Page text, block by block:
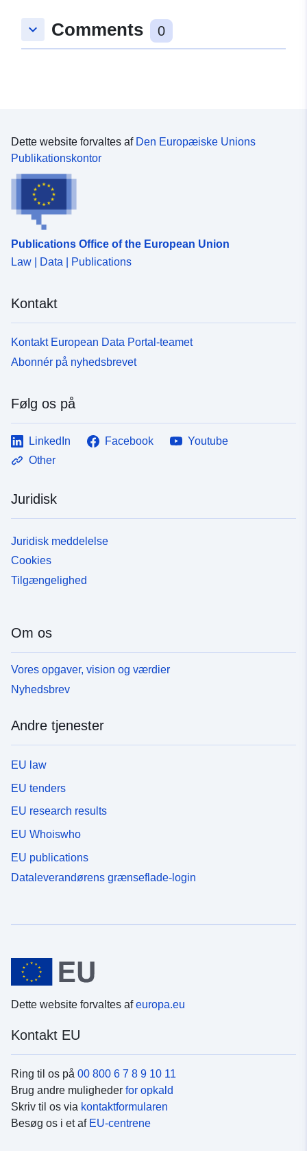
keyboard_arrow_down Comments 0
Dette website forvaltes af Den Europæiske Unions
Publikationskontor
Publications Office of the European Union
Law | Data | Publications
Kontakt
Kontakt European Data Portal-teamet
Abonnér på nyhedsbrevet
Følg os på
LinkedIn Facebook
Youtube
Other
Juridisk
Juridisk meddelelse
Cookies
Tilgængelighed
Om os
Vores opgaver, vision og værdier
Nyhedsbrev
Andre tjenester
EU law
EU tenders
EU research results
EU Whoiswho
EU publications
Dataleverandørens grænseflade-login
Dette website forvaltes afeuropa.eu
Kontakt EU
Ring til os på 00 800 6 7 8 9 10 11
Brug andre muligheder for opkald
Skriv til os via kontaktformularen
Besøg os i et af EU-centrene